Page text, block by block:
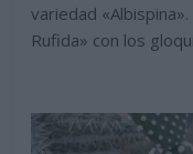
variedad
Rufida» con los